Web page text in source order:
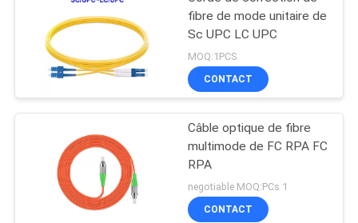
fibre de mode unitaire de
Sc UPC LC UPC
MOQ:1PCS
CONTACT
Câble optique de fibre
multimode de FC RPA FC
RPA
negotiable MOQ:PCs 1
CONTACT